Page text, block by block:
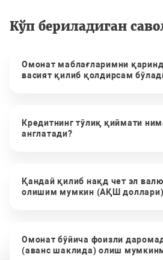
Кўп бериладиган
Омонат маблағларимни
васият қилиб қолдирсам
Кредитнинг тўлиқ қиймати
англатади?
Қандай қилиб нақд чет эл
олишим мумкин (АҚШ
Омонат бўйича фоизли
(аванс шаклида) олиш